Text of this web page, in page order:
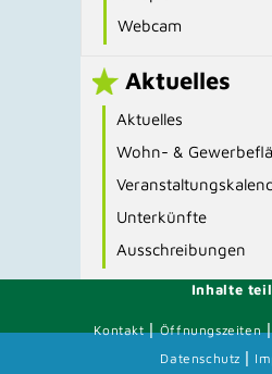
Webcam
Aktuelles
Aktuelles
Wohn- &
Unterkünfte
Ausschreibungen
Inhalte
Kontakt|Öffnungszeiten
Datenschutz |